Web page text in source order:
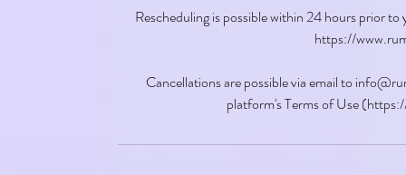
Rescheduling is possible within 24 hours prior
https://
Cancellations are possible via email to
platform's Terms of Use